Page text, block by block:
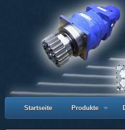
Startseite Produkte